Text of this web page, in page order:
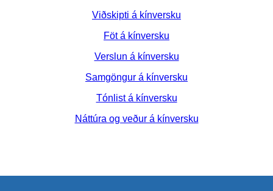
Viðskipti á kínversku
Föt á kínversku
Verslun á kínversku
Samgöngur á kínversku
Tónlist á kínversku
Náttúra og veður á kínversku